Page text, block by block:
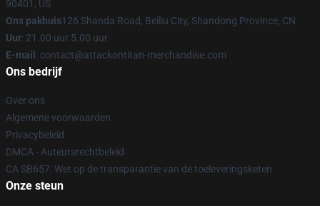
90401, US
Ons pakhuis126 Shanda Road, Beiliu City, Shandong Province, CN
Uur: 21.00 uur 5.00 uur
E-mail : contact@attackontitan-merchandise.com
Ons bedrijf
Over ons
Algemene voorwaarden
Privacybeleid
DMCA - Auteursrechtbeleid
CA SB657: Wet op de transparantie van de toeleveringsketen
Onze steun